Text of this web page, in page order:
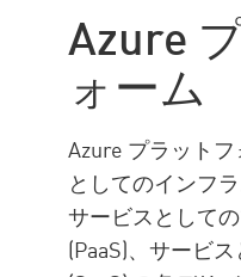
セキュリティ
CSPM
アプリケー
コンテナ
NSG (英語)
Virtual
Azure
ォーム
Azure プラット
としてのインフラ
サービスとして
(PaaS)、サービ